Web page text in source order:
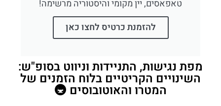
טאפאסים, יין מקומי והיסטוריה מרשימה!
להזמנת כרטיס לחצו כאן
מפת נגישות, התניידות וניווט בסופ"ש:
השינויים הקריטיים בלוח הזמנים של
המטרו והאוטובוסים 🚇